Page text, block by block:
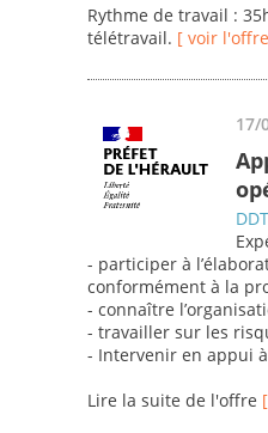
Rythme de travail :
télétravail. [ voir
17/
- participer à
conformément à la
- connaître
- travailler sur les
- Intervenir en appui
Lire la suite de l'offre